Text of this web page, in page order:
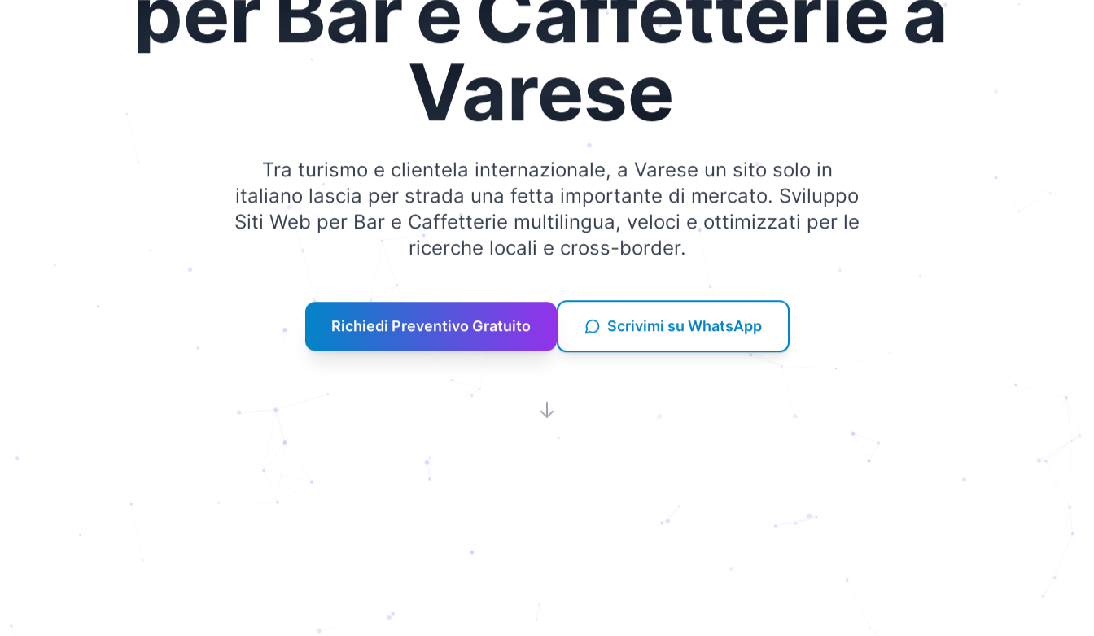
Varese
Tra turismo e clientela internazionale, a Varese un sito solo in
italiano lascia per strada una fetta importante di mercato. Sviluppo
Siti Web per Bar e Caffetterie multilingua, veloci e ottimizzati per le
ricerche locali e cross-border.
Richiedi Preventivo Gratuito Scrivimi su WhatsApp